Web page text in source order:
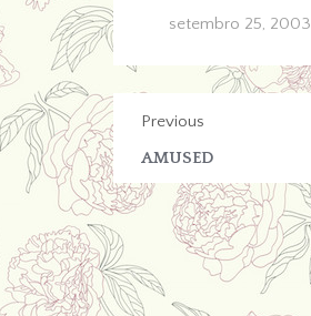
setembro 25, 2003
Previous
AMUSED